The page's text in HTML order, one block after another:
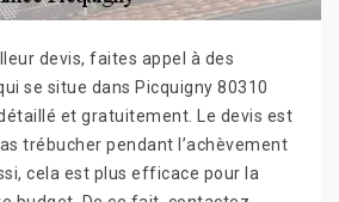
devis, faites appel à des
se situe dans Picquigny 80310
et gratuitement. Le devis est
trébucher pendant l’achèvement
cela est plus efficace pour la